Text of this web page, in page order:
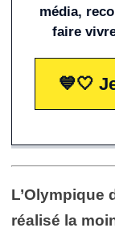
média,
faire
💙🤍
L’Olympique
réalisé la